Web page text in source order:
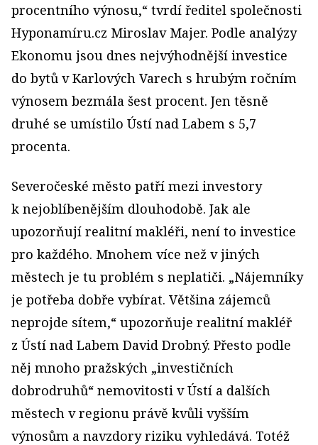
procentního výnosu,“ tvrdí ředitel společnosti
Hyponamíru.cz Miroslav Majer. Podle analýzy
Ekonomu jsou dnes nejvýhodnější investice
do bytů v Karlových Varech s hrubým ročním
výnosem bezmála šest procent. Jen těsně
druhé se umístilo Ústí nad Labem s 5,7
procenta.
Severočeské město patří mezi investory
k nejoblíbenějším dlouhodobě. Jak ale
upozorňují realitní makléři, není to investice
pro každého. Mnohem více než v jiných
městech je tu problém s neplatiči. „Nájemníky
je potřeba dobře vybírat. Většina zájemců
neprojde sítem,“ upozorňuje realitní makléř
z Ústí nad Labem David Drobný. Přesto podle
něj mnoho pražských „investičních
dobrodruhů“ nemovitosti v Ústí a dalších
městech v regionu právě kvůli vyšším
výnosům a navzdory riziku vyhledává. Totéž